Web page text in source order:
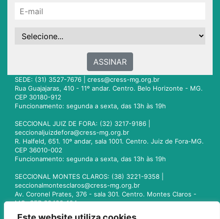
ASSINAR
SEDE: (31) 3527-7676 | cress@cress-mg.org.br
Rua Guajajaras, 410 - 11º andar. Centro. Belo Horizonte - MG.
CEP 30180-912
Funcionamento: segunda a sexta, das 13h às 19h
SECCIONAL JUIZ DE FORA: (32) 3217-9186 |
seccionaljuizdefora@cress-mg.org.br
R. Halfeld, 651. 10º andar, sala 1001. Centro. Juiz de Fora-MG.
CEP 36010-002
Funcionamento: segunda a sexta, das 13h às 19h
SECCIONAL MONTES CLAROS: (38) 3221-9358 |
seccionalmontesclaros@cress-mg.org.br
Av. Coronel Prates, 376 - sala 301. Centro. Montes Claros -
MG. CEP 39400-104